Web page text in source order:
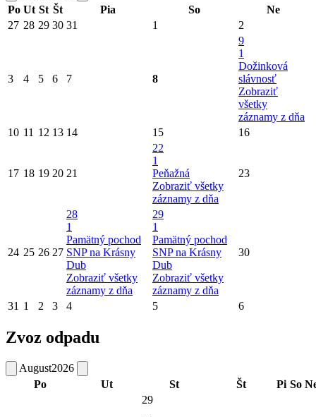
Po Ut St Št Pia So
Ne
27 28 29 30 31 1 2
3 4 5 6 7 8
9
1
Dožinková
slávnosť
Zobraziť
všetky
záznamy z dňa
10 11 12 13 14 15 16
17 18 19 20 21
22
1
Peňažná
Zobraziť všetky
záznamy z dňa
23
24 25 26 27
28
1
Pamätný pochod
SNP na Krásny
Dub
Zobraziť všetky
záznamy z dňa
29
1
Pamätný pochod
SNP na Krásny
Dub
Zobraziť všetky
záznamy z dňa
30
31 1 2 3 4 5 6
Zvoz odpadu
August2026
Po
Ut St Št Pi So
29